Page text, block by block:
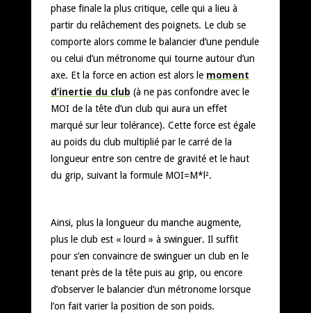
phase finale la plus critique, celle qui a lieu à
partir du relâchement des poignets. Le club se
comporte alors comme le balancier d’une pendule
ou celui d’un métronome qui tourne autour d’un
axe. Et la force en action est alors le moment
d’inertie du club (à ne pas confondre avec le
MOI de la tête d’un club qui aura un effet
marqué sur leur tolérance). Cette force est égale
au poids du club multiplié par le carré de la
longueur entre son centre de gravité et le haut
du grip, suivant la formule MOI=M*l².
Ainsi, plus la longueur du manche augmente,
plus le club est « lourd » à swinguer. Il suffit
pour s’en convaincre de swinguer un club en le
tenant près de la tête puis au grip, ou encore
d’observer le balancier d’un métronome lorsque
l’on fait varier la position de son poids.